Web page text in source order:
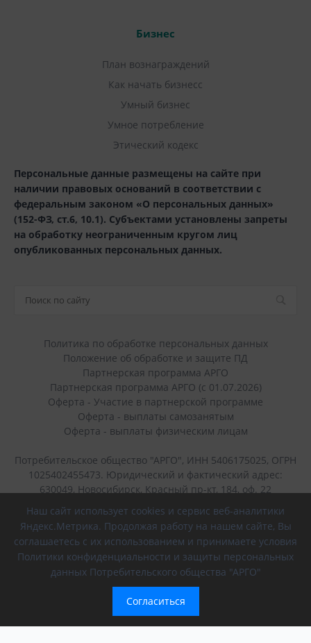
Бизнес
План вознаграждений
Как начать бизнесс
Умный бизнес
Умное потребление
Этический кодекс
Персональные данные размещены на сайте при
наличии правовых оснований в соответствии с
федеральным законом «О персональных данных»
(152-ФЗ, ст.6, 10.1). Субъектами установлены запреты
на обработку неограниченным кругом лиц
опубликованных персональных данных.
Политика по обработке персональных данных
Положение об обработке и защите ПД
Партнерская программа АРГО
Партнерская программа АРГО (с 01.07.2026)
Оферта - Участие в партнерской программе
Оферта - выплаты самозанятым
Оферта - выплаты физическим лицам
Потребительское общество "АРГО", ИНН 5406175025, ОГРН
1025402455473. Юридический и фактический адрес:
630049, Новосибирск, Красный пр-кт, 184, оф. 22
+7 (383) 236-40-45
г. Новосибирск, Красный проспект, 184
8 (800) 700-56-43
Наш сайт использует cookies и сервис веб-аналитики
Яндекс.Метрика. Продолжая работу на нашем сайте, Вы
соглашаетесь с их использованием и принимаете условия
Политики конфиденциальности и защиты персональных
данных Потребительского общества "АРГО"
Согласиться